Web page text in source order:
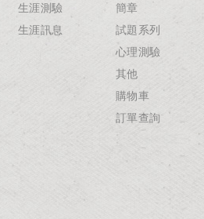
生涯測驗
生涯訊息
簡章
試題系列
心理測驗
其他
購物車
訂單查詢